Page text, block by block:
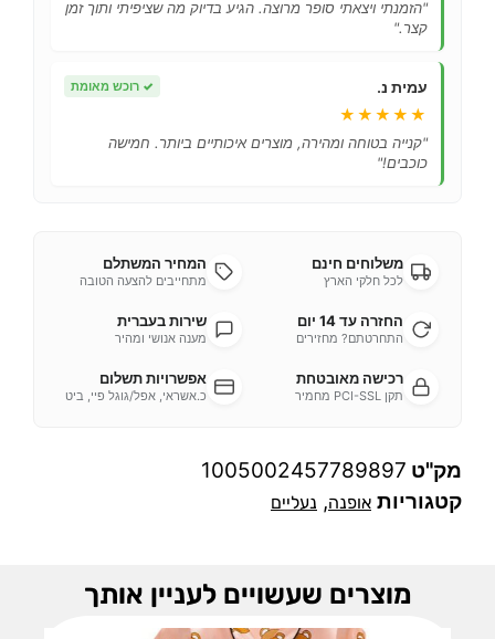
"הזמנתי ויצאתי סופר מרוצה. הגיע בדיוק מה שציפיתי ותוך זמן
קצר."
עמית נ. ✓ רוכש מאומת
★★★★★
"קנייה בטוחה ומהירה, מוצרים איכותיים ביותר. חמישה
כוכבים!"
משלוחים חינם
לכל חלקי הארץ
המחיר המשתלם
מתחייבים להצעה הטובה
החזרה עד 14 יום
התחרטתם? מחזירים
שירות בעברית
מענה אנושי ומהיר
רכישה מאובטחת
תקן PCI-SSL מחמיר
אפשרויות תשלום
כ.אשראי, אפל/גוגל פיי, ביט
מק"ט 1005002457789897
קטגוריות אופנה, נעליים
מוצרים שעשויים לעניין אותך